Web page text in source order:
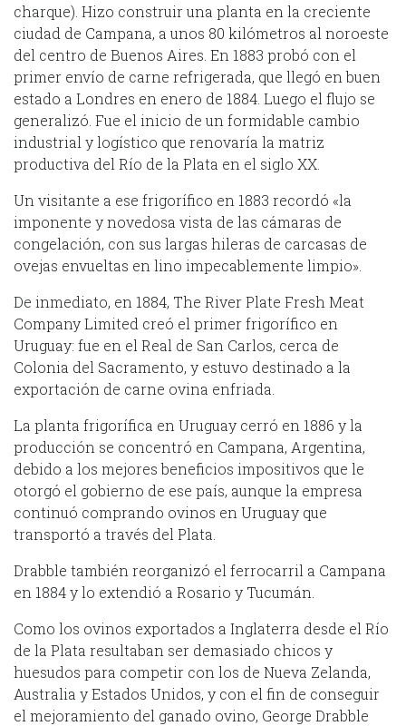
charque). Hizo construir una planta en la creciente
ciudad de Campana, a unos 80 kilómetros al noroeste
del centro de Buenos Aires. En 1883 probó con el
primer envío de carne refrigerada, que llegó en buen
estado a Londres en enero de 1884. Luego el flujo se
generalizó. Fue el inicio de un formidable cambio
industrial y logístico que renovaría la matriz
productiva del Río de la Plata en el siglo XX.
Un visitante a ese frigorífico en 1883 recordó «la
imponente y novedosa vista de las cámaras de
congelación, con sus largas hileras de carcasas de
ovejas envueltas en lino impecablemente limpio».
De inmediato, en 1884, The River Plate Fresh Meat
Company Limited creó el primer frigorífico en
Uruguay: fue en el Real de San Carlos, cerca de
Colonia del Sacramento, y estuvo destinado a la
exportación de carne ovina enfriada.
La planta frigorífica en Uruguay cerró en 1886 y la
producción se concentró en Campana, Argentina,
debido a los mejores beneficios impositivos que le
otorgó el gobierno de ese país, aunque la empresa
continuó comprando ovinos en Uruguay que
transportó a través del Plata.
Drabble también reorganizó el ferrocarril a Campana
en 1884 y lo extendió a Rosario y Tucumán.
Como los ovinos exportados a Inglaterra desde el Río
de la Plata resultaban ser demasiado chicos y
huesudos para competir con los de Nueva Zelanda,
Australia y Estados Unidos, y con el fin de conseguir
el mejoramiento del ganado ovino, George Drabble